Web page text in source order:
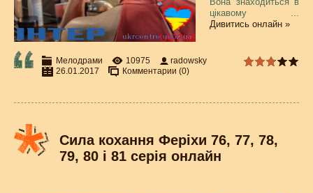
цікавому ...
Дивитись онлайн »
Мелодрами 10975
radowsky
26.01.2017
Комментарии (0)
Сила кохання Феріхи 76, 77, 78,
79, 80 і 81 серія онлайн